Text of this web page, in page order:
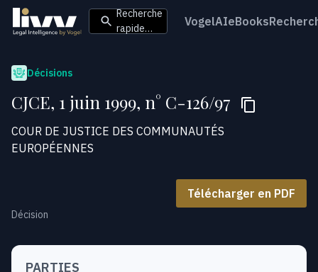
Recherche
rapide…
VogelAIeBooks
Décisions
CJCE, 1 juin 1999, n° C-126/97
COUR DE JUSTICE DES COMMUNAUTÉS
EUROPÉENNES
Télécharger en PDF
Décision
PARTIES